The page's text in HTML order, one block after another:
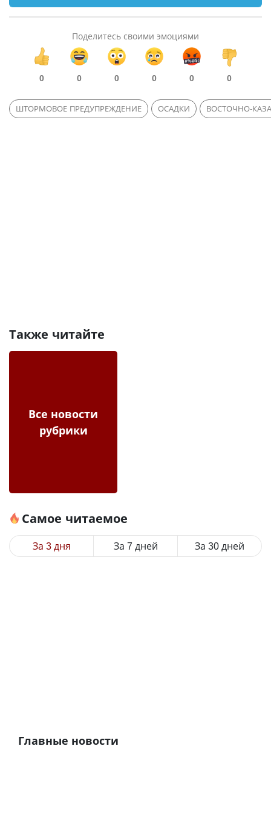
Поделитесь своими эмоциями
0 0 0 0 0 0
ШТОРМОВОЕ ПРЕДУПРЕЖДЕНИЕ ОСАДКИ ВОСТОЧНО-
Также читайте
Все новости
рубрики
Самое читаемое
За 3 дня За 7 дней За 30 дней
Главные новости